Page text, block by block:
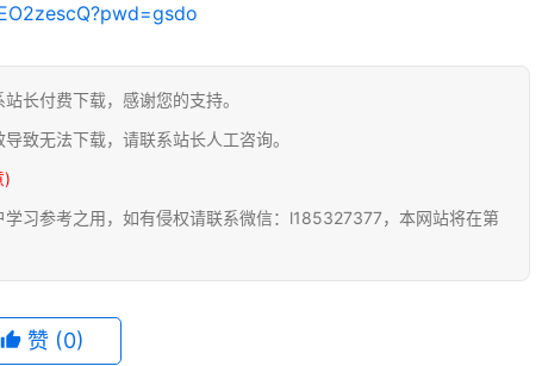
长付费下载，感谢您的支持。
致无法下载，请联系站长人工咨询。
)
习参考之用，如有侵权请联系微信：l185327377，本网站将在第
赞 (0)